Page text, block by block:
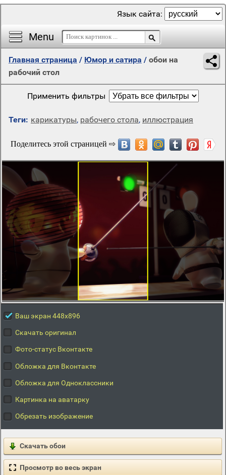
Menu
Язык сайта:
Главная страница / Юмор и сатира / обои на
рабочий стол
Применить фильтры
Теги: карикатуры, рабочего стола, иллюстрация
Ваш экран 448x896
Скачать оригинал
Фото-статус Вконтакте
Обложка для Вконтакте
Обложка для Одноклассники
Картинка на аватарку
Обрезать изображение
Скачать обои
Просмотр во весь экран